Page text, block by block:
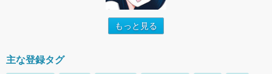
もっと見る
主な登録タグ